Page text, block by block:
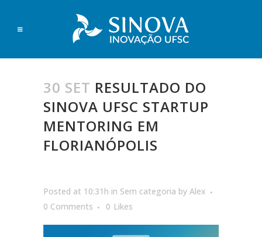
30 SET RESULTADO DO
SINOVA UFSC STARTUP
MENTORING EM
FLORIANÓPOLIS
Posted at 10:31h in Sem categoria by Alex
0 Comments
0 Likes